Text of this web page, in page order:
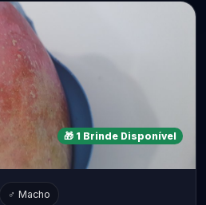
🎁 1 Brinde Disponível
♂ Macho